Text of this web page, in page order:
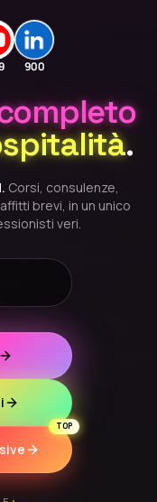
900
.
Corsi, consulenze,
brevi, in un unico
veri.
TOP